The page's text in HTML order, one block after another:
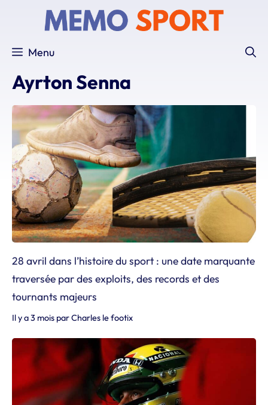
Menu
Ayrton Senna
28 avril dans l’histoire du sport : une date marquante
traversée par des exploits, des records et des
tournants majeurs
Il y a 3 mois parCharles le footix